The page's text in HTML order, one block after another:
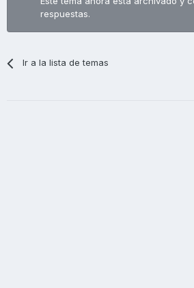
respuestas.
Ir a la lista de temas